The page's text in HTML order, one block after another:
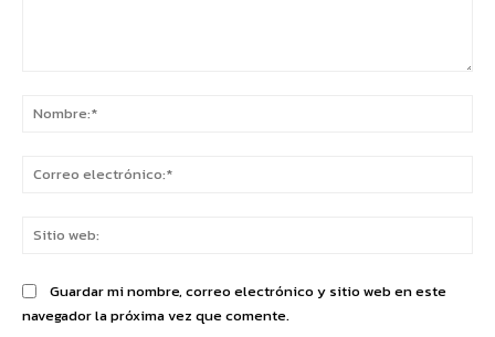
Guardar mi nombre, correo electrónico y sitio web en este
navegador la próxima vez que comente.